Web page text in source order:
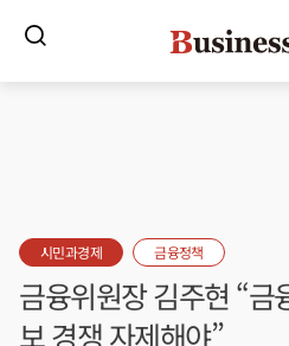
시민과경제 금융정책
금융위원장 김주현 “금
보 경쟁 자제해야”